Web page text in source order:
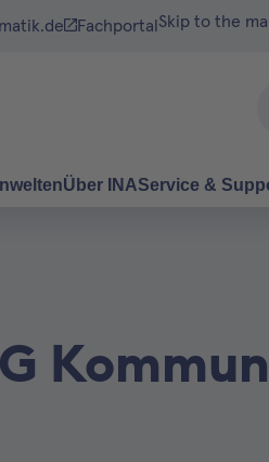
Fachportal Skip to the
Über INAService &